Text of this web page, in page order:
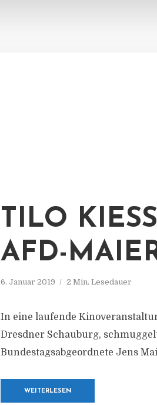
TILO
D-MAIER
6. Januar 2019 2 Min. Lesedauer
In eine laufende
Dresdner Schauburg,
Bundestagsabgeordnete Jens
WEITERLESEN